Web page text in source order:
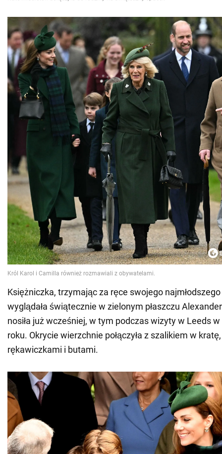
Księżniczka, trzymając za ręce swojego
wyglądała świątecznie w zielonym płaszczu
nosiła już wcześniej, w tym podczas wizyty w Leeds
roku. Okrycie wierzchnie połączyła z szalikiem w
rękawiczkami i butami.